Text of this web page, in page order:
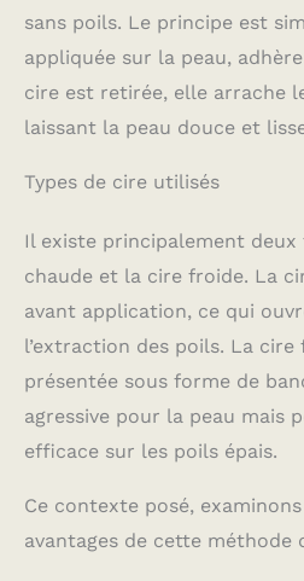
sans poils. Le principe est
appliquée sur la peau,
cire est retirée, elle arrache
laissant la peau douce et
Types de cire utilisés
Il existe principalement
chaude et la cire froide. La
avant application, ce qui
l’extraction des poils. La
présentée sous forme de
agressive pour la peau mais
efficace sur les poils épais.
Ce contexte posé,
avantages de cette méthode